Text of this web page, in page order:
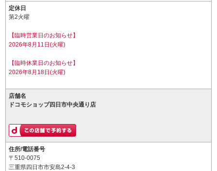
定休日
第2火曜
【臨時営業日のお知らせ】
2026年8月11日(火曜)
【臨時休業日のお知らせ】
2026年8月18日(火曜)
店舗名
ドコモショップ四日市中央通り店
住所/電話番号
〒510-0075
三重県四日市市安島2-4-3